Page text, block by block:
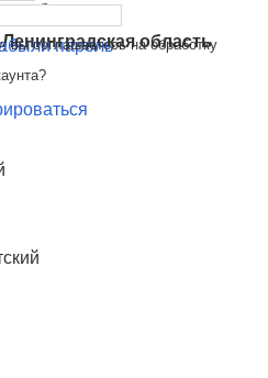
область
Ленинградская область
пароль
соглашаетесь на обработку